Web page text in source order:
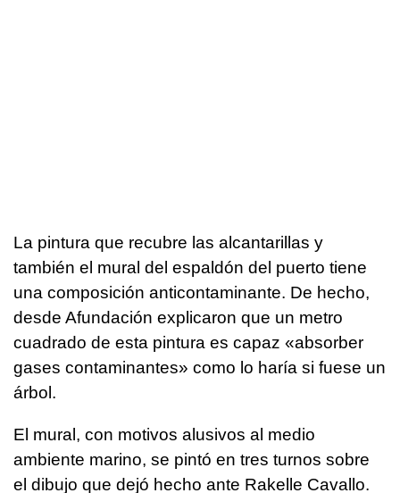
La pintura que recubre las alcantarillas y
también el mural del espaldón del puerto tiene
una composición anticontaminante. De hecho,
desde Afundación explicaron que un metro
cuadrado de esta pintura es capaz «absorber
gases contaminantes» como lo haría si fuese un
árbol.
El mural, con motivos alusivos al medio
ambiente marino, se pintó en tres turnos sobre
el dibujo que dejó hecho ante Rakelle Cavallo.